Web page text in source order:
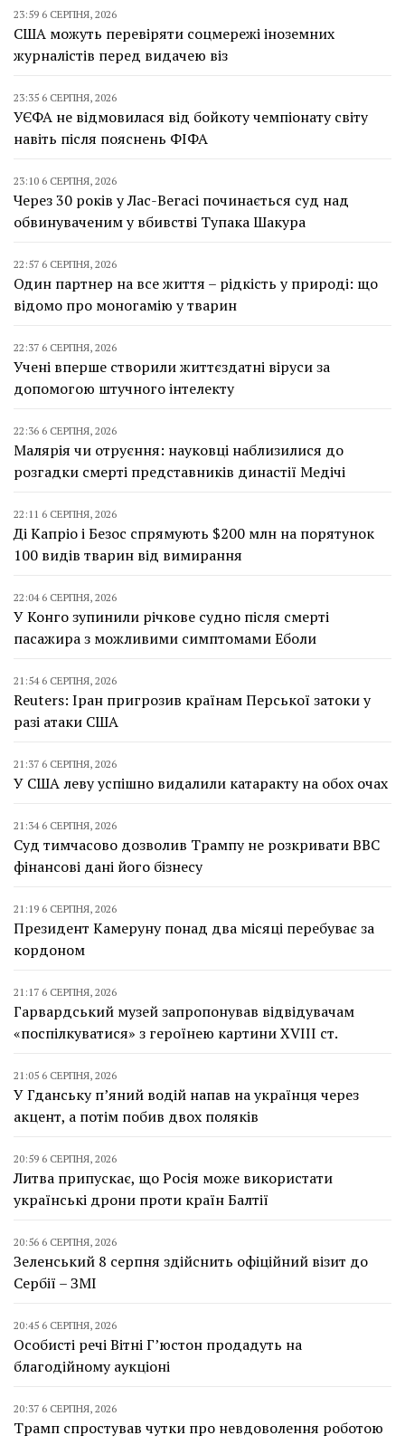
23:59 6 СЕРПНЯ, 2026
США можуть перевіряти соцмережі іноземних
журналістів перед видачею віз
23:35 6 СЕРПНЯ, 2026
УЄФА не відмовилася від бойкоту чемпіонату світу
навіть після пояснень ФІФА
23:10 6 СЕРПНЯ, 2026
Через 30 років у Лас-Вегасі починається суд над
обвинуваченим у вбивстві Тупака Шакура
22:57 6 СЕРПНЯ, 2026
Один партнер на все життя – рідкість у природі: що
відомо про моногамію у тварин
22:37 6 СЕРПНЯ, 2026
Учені вперше створили життєздатні віруси за
допомогою штучного інтелекту
22:36 6 СЕРПНЯ, 2026
Малярія чи отруєння: науковці наблизилися до
розгадки смерті представників династії Медічі
22:11 6 СЕРПНЯ, 2026
Ді Капріо і Безос спрямують $200 млн на порятунок
100 видів тварин від вимирання
22:04 6 СЕРПНЯ, 2026
У Конго зупинили річкове судно після смерті
пасажира з можливими симптомами Еболи
21:54 6 СЕРПНЯ, 2026
Reuters: Іран пригрозив країнам Перської затоки у
разі атаки США
21:37 6 СЕРПНЯ, 2026
У США леву успішно видалили катаракту на обох очах
21:34 6 СЕРПНЯ, 2026
Суд тимчасово дозволив Трампу не розкривати BBC
фінансові дані його бізнесу
21:19 6 СЕРПНЯ, 2026
Президент Камеруну понад два місяці перебуває за
кордоном
21:17 6 СЕРПНЯ, 2026
Гарвардський музей запропонував відвідувачам
«поспілкуватися» з героїнею картини XVIII ст.
21:05 6 СЕРПНЯ, 2026
У Гданську п’яний водій напав на українця через
акцент, а потім побив двох поляків
20:59 6 СЕРПНЯ, 2026
Литва припускає, що Росія може використати
українські дрони проти країн Балтії
20:56 6 СЕРПНЯ, 2026
Зеленський 8 серпня здійснить офіційний візит до
Сербії – ЗМІ
20:45 6 СЕРПНЯ, 2026
Особисті речі Вітні Г’юстон продадуть на
благодійному аукціоні
20:37 6 СЕРПНЯ, 2026
Трамп спростував чутки про невдоволення роботою